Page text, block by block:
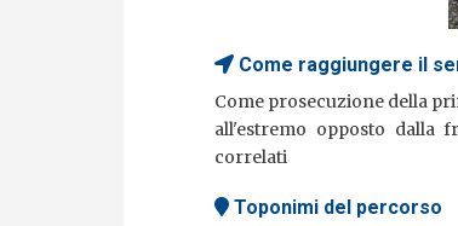
Come raggiungere il
Come prosecuzione della
all'estremo opposto dalla
correlati
Toponimi del percorso